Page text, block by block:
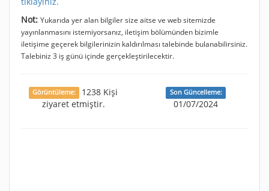
Not: Yukarıda yer alan bilgiler size aitse ve web sitemizde
yayınlanmasını istemiyorsanız, iletişim bölümünden bizimle
iletişime geçerek bilgilerinizin kaldırılması talebinde bulanabilirsiniz.
Talebiniz 3 iş günü içinde gerçekleştirilecektir.
Görüntüleme:
1238 Kişi
ziyaret etmiştir.
Son Güncelleme:
01/07/2024